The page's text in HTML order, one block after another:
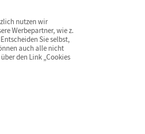
innerhalb Deutschlands
nutzen wir
Werbepartner, wie z.
Sie selbst,
auch alle nicht
den Link „Cookies